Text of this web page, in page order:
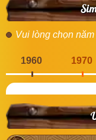
Vui lòng chọn
1960 1970